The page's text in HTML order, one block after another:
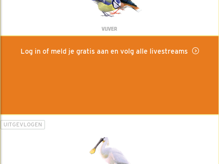
VIJVER
Log in of meld je gratis aan en volg alle livestreams
UITGEVLOGEN